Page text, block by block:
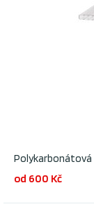
Polykarbonátová
od 600 Kč